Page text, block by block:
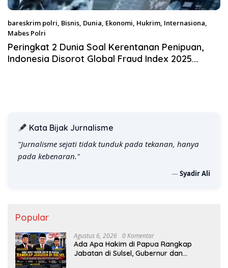
bareskrim polri, Bisnis, Dunia, Ekonomi, Hukrim, Internasiona,
Mabes Polri
Februari 22, 2026
Peringkat 2 Dunia Soal Kerentanan Penipuan,
Indonesia Disorot Global Fraud Index 2025.
Kata Bijak Jurnalisme
"Jurnalisme sejati tidak tunduk pada tekanan, hanya
pada kebenaran."
—Syadir Ali
Popular
Agustus 6, 2026 0 Komentar
Ada Apa Hakim di Papua Rangkap
Jabatan di Sulsel, Gubernur dan